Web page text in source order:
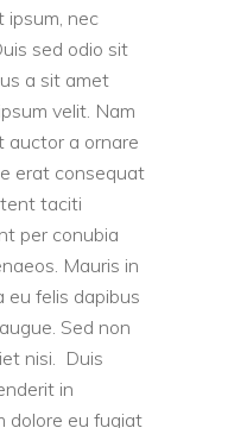
ipsum, nec
sed odio sit
a sit amet
velit. Nam
auctor a ornare
erat consequat
taciti
per conubia
Mauris in
eu felis dapibus
Sed non
nisi. Duis
in
dolore eu fugiat